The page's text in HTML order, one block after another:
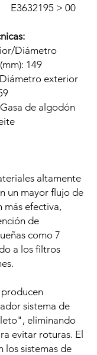
E3632195 > 00
Diámetro
149
exterior
de algodón
altamente
un mayor flujo de
más efectiva,
de
como 7
a los filtros
sistema de
eliminando
evitar roturas. El
los sistemas de